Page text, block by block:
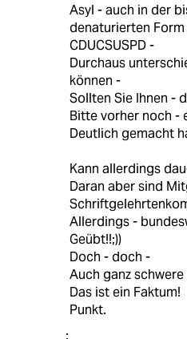
Asyl - auch in der
denaturierten Form
CDUCSUSPD -
Durchaus
können -
Sollten Sie Ihnen -
Bitte vorher noch -
Deutlich gemacht
Kann allerdings
Daran aber sind
Allerdings -
Geübt!!;))
Doch - doch -
Auch ganz schwere
Das ist ein Faktum!
Punkt.